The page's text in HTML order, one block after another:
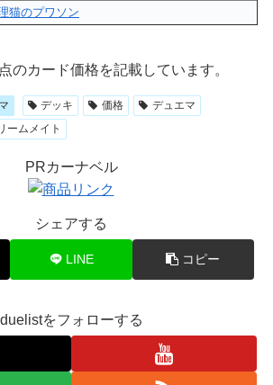
猫のプワソン
のカード価格を記載しています。
デッキ 価格
デュエマ
ームメイト
PRカーナベル
シェアする
LINE コピー
duelistをフォローする